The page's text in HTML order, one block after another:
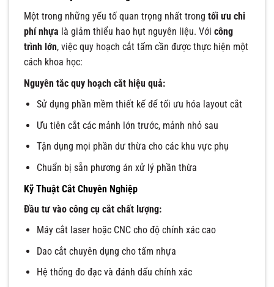
Một trong những yếu tố quan trọng nhất trong tối ưu chi
phí nhựa là giảm thiểu hao hụt nguyên liệu. Với công
trình lớn, việc quy hoạch cắt tấm cần được thực hiện một
cách khoa học:
Nguyên tắc quy hoạch cắt hiệu quả:
Sử dụng phần mềm thiết kế để tối ưu hóa layout cắt
Ưu tiên cắt các mảnh lớn trước, mảnh nhỏ sau
Tận dụng mọi phần dư thừa cho các khu vực phụ
Chuẩn bị sẵn phương án xử lý phần thừa
Kỹ Thuật Cắt Chuyên Nghiệp
Đầu tư vào công cụ cắt chất lượng:
Máy cắt laser hoặc CNC cho độ chính xác cao
Dao cắt chuyên dụng cho tấm nhựa
Hệ thống đo đạc và đánh dấu chính xác